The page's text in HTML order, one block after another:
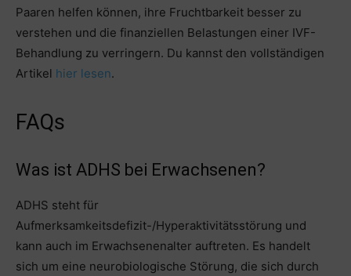
Paaren helfen können, ihre Fruchtbarkeit besser zu
verstehen und die finanziellen Belastungen einer IVF-
Behandlung zu verringern. Du kannst den vollständigen
Artikel hier lesen.
FAQs
Was ist ADHS bei Erwachsenen?
ADHS steht für
Aufmerksamkeitsdefizit-/Hyperaktivitätsstörung und
kann auch im Erwachsenenalter auftreten. Es handelt
sich um eine neurobiologische Störung, die sich durch